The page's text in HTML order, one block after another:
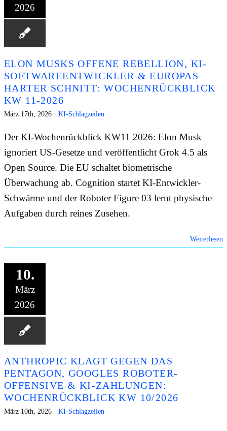
2026
ELON MUSKS OFFENE REBELLION, KI-
SOFTWAREENTWICKLER & EUROPAS
HARTER SCHNITT: WOCHENRÜCKBLICK
KW 11-2026
März 17th, 2026 | KI-Schlagzeilen
Der KI-Wochenrückblick KW11 2026: Elon Musk
ignoriert US-Gesetze und veröffentlicht Grok 4.5 als
Open Source. Die EU schaltet biometrische
Überwachung ab. Cognition startet KI-Entwickler-
Schwärme und der Roboter Figure 03 lernt physische
Aufgaben durch reines Zusehen.
Weiterlesen
10.
März
2026
ANTHROPIC KLAGT GEGEN DAS
PENTAGON, GOOGLES ROBOTER-
OFFENSIVE & KI-ZAHLUNGEN:
WOCHENRÜCKBLICK KW 10/2026
März 10th, 2026 | KI-Schlagzeilen